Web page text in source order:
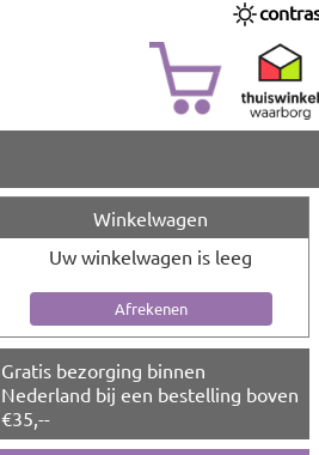
Winkelwagen
Uw winkelwagen is leeg
Gratis bezorging binnen
Nederland bij een bestelling boven
€35,--